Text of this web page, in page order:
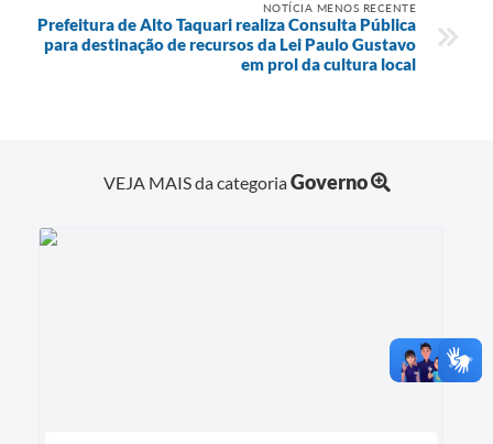
NOTÍCIA MENOS RECENTE
Prefeitura de Alto Taquari realiza Consulta Pública
para destinação de recursos da Lei Paulo Gustavo
em prol da cultura local
VEJA MAIS da categoriaGoverno